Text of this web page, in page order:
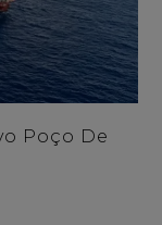
Poço De